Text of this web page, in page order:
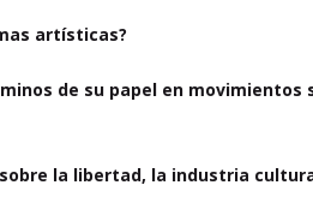
artísticas?
de su papel en
la libertad, la industria